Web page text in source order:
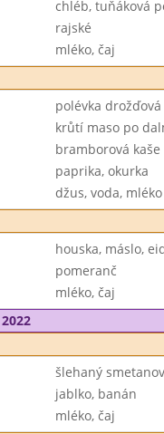
chléb, tuňáková
rajské
mléko, čaj
polévka drožďová
krůtí maso po
bramborová kaše
paprika, okurka
džus, voda, mléko
houska, máslo,
pomeranč
mléko, čaj
šlehaný
jablko, banán
mléko, čaj